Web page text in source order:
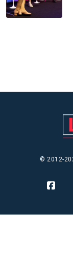
© 2012-